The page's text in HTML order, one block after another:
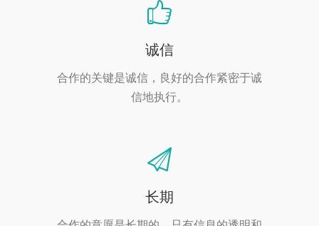
诚信
合作的关键是诚信，良好的合作紧密于诚
信地执行。
长期